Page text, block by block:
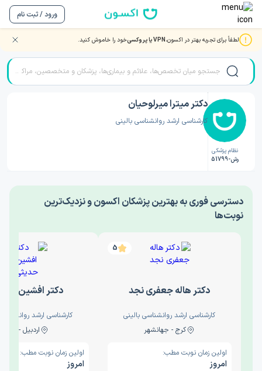
ورود / ثبت نام
لطفاً برای تجربه بهتر در اکسون،VPN یا پروکسی خود را خاموش کنید. صفحه اصلی/دکتر روانشناسی/دکتر میترا میرلوحیان
نظام پزشکی
رش-51799
دکتر میترا میرلوحیان
کارشناسی ارشد روانشناسی بالینی
‎دسترسی فوری به بهترین پزشکان اکسون و نزدیک‌ترین
نوبت‌ها
5
دکتر هاله جعفری نجد
کارشناسی ارشد روانشناسی بالینی
کرج - جهانشهر
اولین زمان نوبت مطب:
امروز
دکتر افشین
کارشناسی ارشد
اردبیل - والی
اولین زمان نوبت مطب:
امروز